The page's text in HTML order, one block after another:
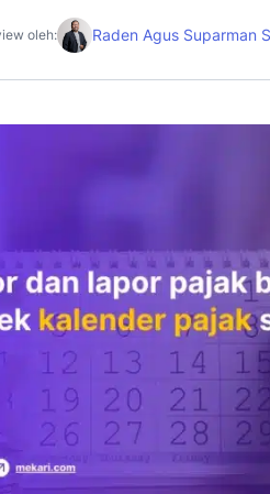
oleh: Raden Agus Suparman